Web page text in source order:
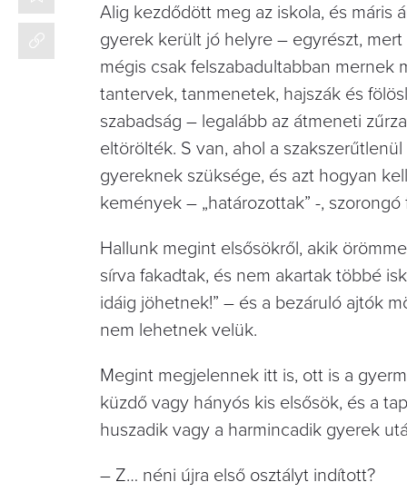
Alig kezdődött meg az iskola, és máris
gyerek került jó helyre – egyrészt,
mégis csak felszabadultabban mernek
tantervek, tanmenetek, hajszák és
szabadság – legalább az átmeneti
eltörölték. S van, ahol a
gyereknek szüksége, és azt hogyan
kemények – „határozottak” -,
Hallunk megint elsősökről, akik
sírva fakadtak, és nem akartak többé
idáig jöhetnek!” – és a bezáruló ajtók
nem lehetnek velük.
Megint megjelennek itt is, ott is a
küzdő vagy hányós kis elsősök, és a
huszadik vagy a harmincadik gyerek
– Z… néni újra első osztályt indított?